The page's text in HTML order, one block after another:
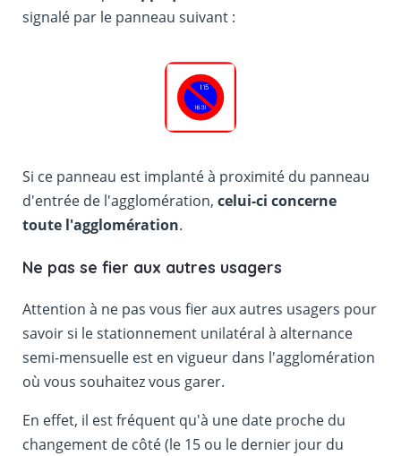
signalé par le panneau suivant :
Si ce panneau est implanté à proximité du panneau
d'entrée de l'agglomération, celui-ci concerne
toute l'agglomération.
Ne pas se fier aux autres usagers
Attention à ne pas vous fier aux autres usagers pour
savoir si le stationnement unilatéral à alternance
semi-mensuelle est en vigueur dans l'agglomération
où vous souhaitez vous garer.
En effet, il est fréquent qu'à une date proche du
changement de côté (le 15 ou le dernier jour du